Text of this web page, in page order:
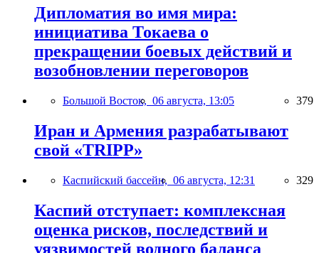
Дипломатия во имя мира:
инициатива Токаева о
прекращении боевых действий и
возобновлении переговоров
Большой Восток, 06 августа, 13:05 379
Иран и Армения разрабатывают
свой «TRIPP»
Каспийский бассейн, 06 августа, 12:31 329
Каспий отступает: комплексная
оценка рисков, последствий и
уязвимостей водного баланса